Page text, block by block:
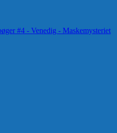
#4 - Venedig - Maskemysteriet